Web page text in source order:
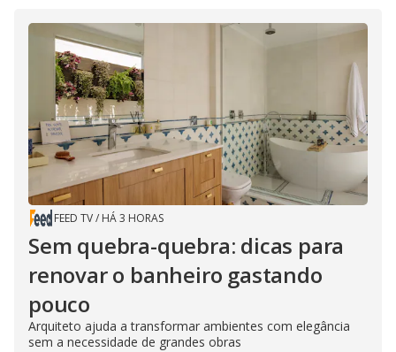
FEED TV/ HÁ 3 HORAS
Sem quebra-quebra: dicas para
renovar o banheiro gastando
pouco
Arquiteto ajuda a transformar ambientes com elegância
sem a necessidade de grandes obras